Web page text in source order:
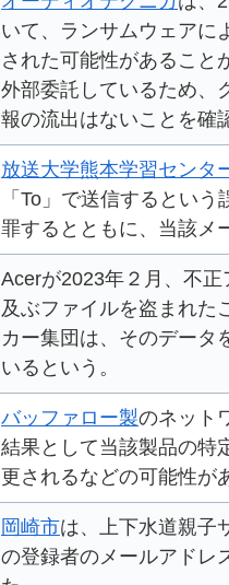
いて、ランサムウェアに
された可能性があること
外部委託しているため、
報の流出はないことを確
放送大学熊本学習センタ
「To」で送信するとい
罪するとともに、当該メ
Acerが2023年２月、不
及ぶファイルを盗まれた
カー集団は、そのデータ
いるという。
バッファロー製のネット
結果として当該製品の特
更されるなどの可能性が
岡崎市は、上下水道親子
の登録者のメールアドレ